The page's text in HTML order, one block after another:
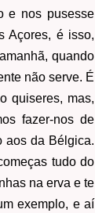
e nos pusesse
Açores, é isso,
quando
não serve. É
quiseres, mas,
fazer-nos de
aos da Bélgica.
tudo do
na erva e te
exemplo, e aí